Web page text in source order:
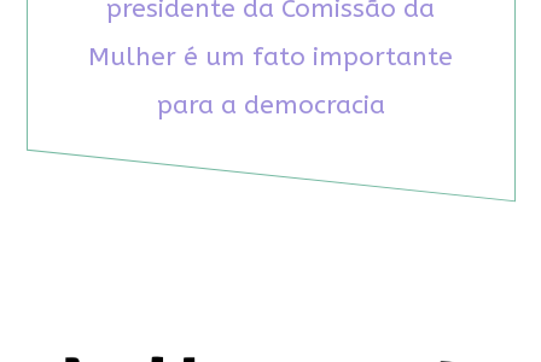
presidente da Comissão da
Mulher é um fato importante
para a democracia